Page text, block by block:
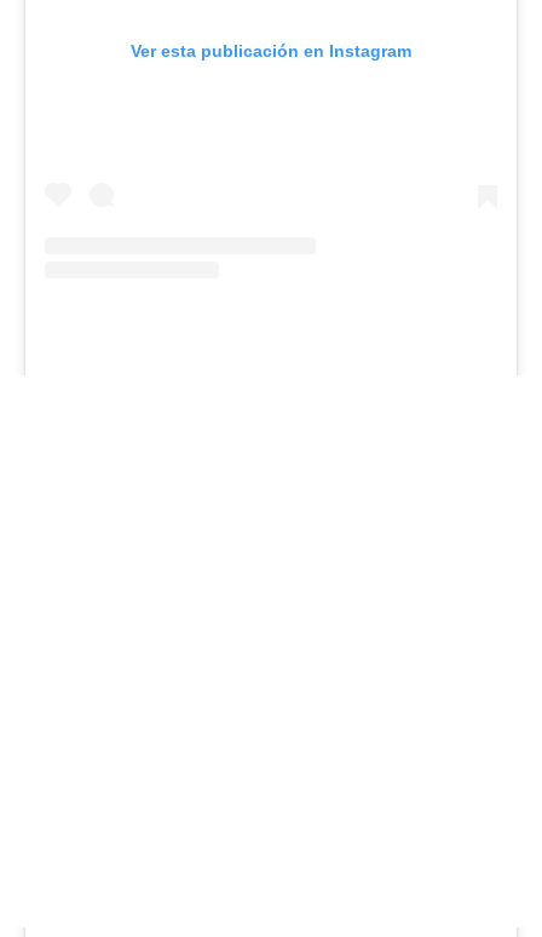
Ver esta publicación en Instagram